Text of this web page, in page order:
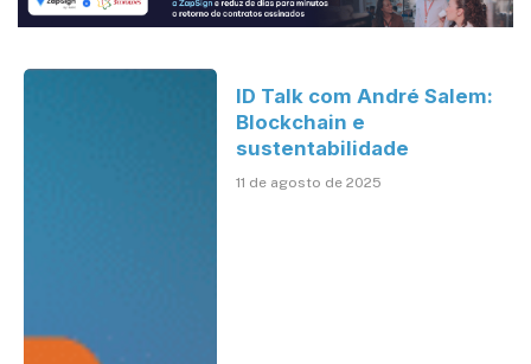
ID Talk com André Salem:
Blockchain e
sustentabilidade
11 de agosto de 2025